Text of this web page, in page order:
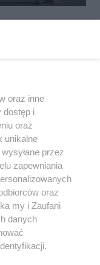
Praca Łódź
oraz inne
dostęp i
oraz
unikalne
przez
zapewniania
oraz
my i Zaufani
danych